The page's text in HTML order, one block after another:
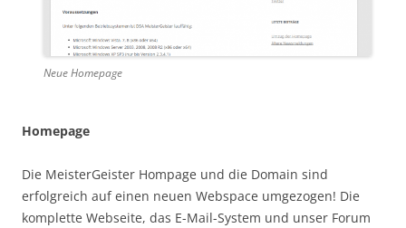
Neue Homepage
Homepage
Die MeisterGeister Hompage und die Domain sind
erfolgreich auf einen neuen Webspace umgezogen! Die
komplette Webseite, das E-Mail-System und unser Forum